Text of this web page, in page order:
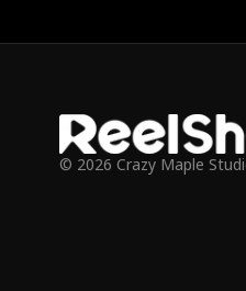
© 2026 Crazy Maple